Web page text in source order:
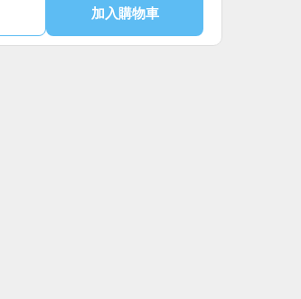
加入購物車